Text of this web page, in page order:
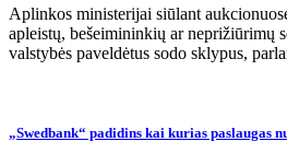
Aplinkos ministerijai siūlant
apleistų, bešeimininkių ar neprižiūrimų
valstybės paveldėtus sodo sklypus,
„Swedbank“ padidins kai kurias paslaugas